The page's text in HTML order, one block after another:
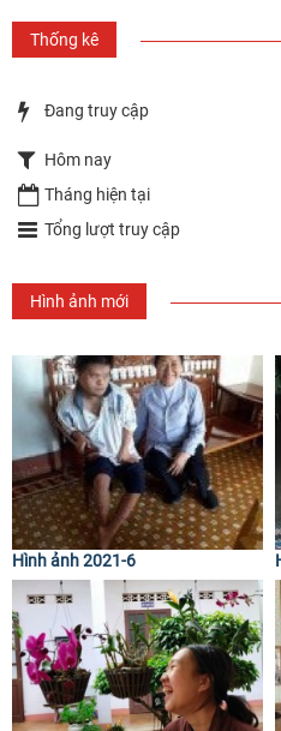
Thống kê
Đang truy cập
Hôm nay
Tháng hiện tại
Tổng lượt truy cập
Hình ảnh mới
Hình ảnh 2021-6